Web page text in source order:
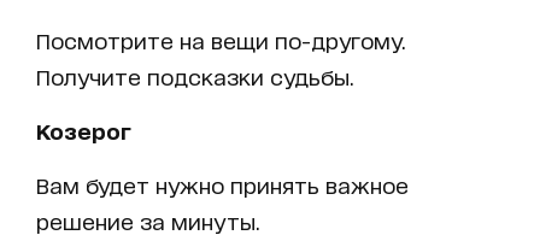
Посмотрите на вещи по-другому.
Получите подсказки судьбы.
Козерог
Вам будет нужно принять важное
решение за минуты.